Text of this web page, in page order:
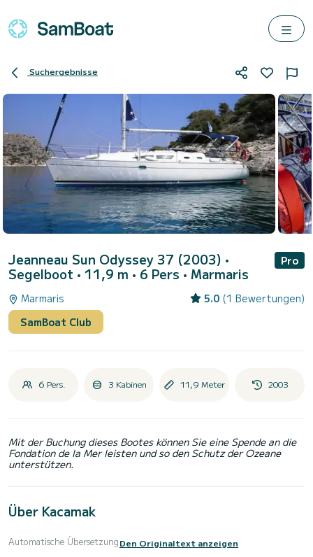
Suchergebnisse
Jeanneau Sun Odyssey 37 (2003) •
Segelboot • 11,9 m • 6 Pers • Marmaris
Pro
Marmaris 5.0 (1 Bewertungen)
SamBoat Club
6 Pers. 3 Kabinen 11,9 Meter 2003
Mit der Buchung dieses Bootes können Sie eine Spende an die
Fondation de la Mer leisten und so den Schutz der Ozeane
unterstützen.
Über Kacamak
Automatische ÜbersetzungDen Originaltext anzeigen